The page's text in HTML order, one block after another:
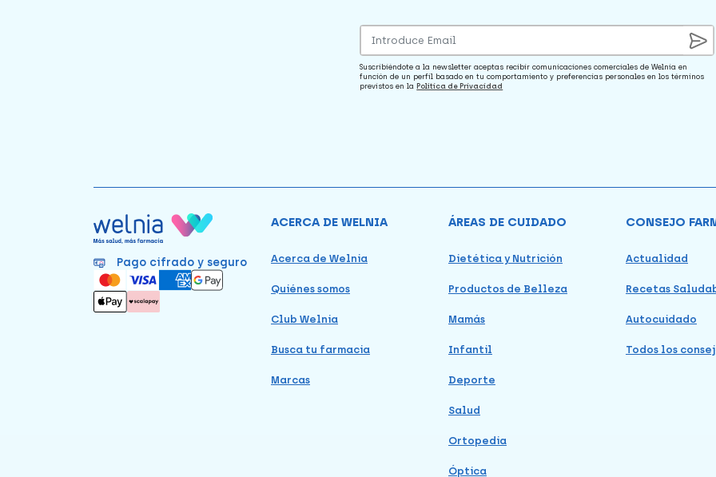
Suscribiéndote a la newsletter aceptas recibir comunicaciones comerciales de Welnia en
función de un perfil basado en tu comportamiento y preferencias personales en los términos
previstos en laPolítica de Privacidad
Pago cifrado y seguro
ACERCA DE WELNIA
Acerca de Welnia
Quiénes somos
Club Welnia
Busca tu farmacia
Marcas
ÁREAS DE CUIDADO
Dietética y Nutrición
Productos de Belleza
Mamás
Infantil
Deporte
Salud
Ortopedia
Óptica
CONSEJO
Actualidad
Recetas
Autocuidado
Todos los